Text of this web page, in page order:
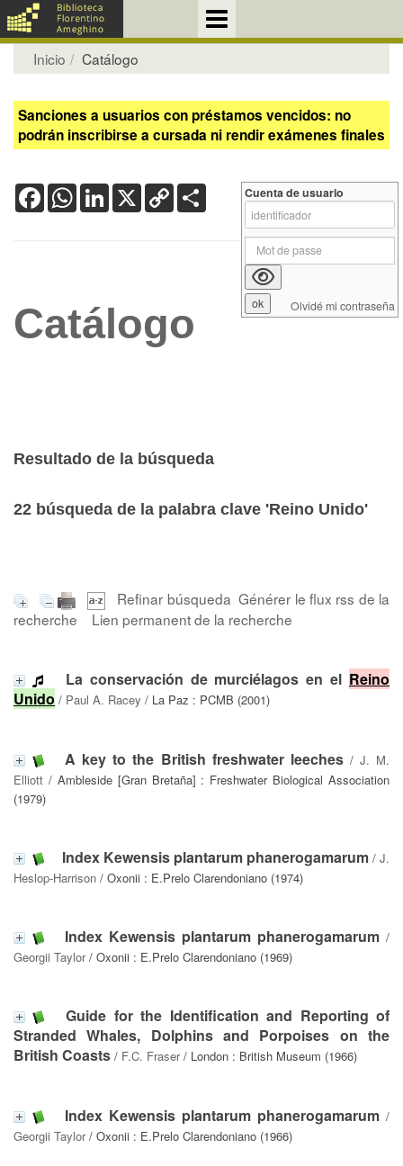
Inicio Catálogo
Sanciones a usuarios con préstamos vencidos: no
podrán inscribirse a cursada ni rendir exámenes finales
FacebookWhatsApp
LinkedIn
X Copy
Link
Catálogo
Resultado de la búsqueda
22 búsqueda de la palabra clave 'Reino Unido'
Refinar búsqueda Générer le flux rss de la
recherche
Lien permanent de la recherche
La conservación de murciélagos en el Reino
Unido / Paul A. Racey / La Paz : PCMB (2001)
A key to the British freshwater leeches/ J. M.
Elliott / Ambleside [Gran Bretaña] : Freshwater Biological Association
(1979)
Index Kewensis plantarum phanerogamarum / J.
Heslop-Harrison / Oxonii : E.Prelo Clarendoniano (1974)
Index Kewensis plantarum phanerogamarum /
Georgii Taylor/ Oxonii : E.Prelo Clarendoniano (1969)
Guide for the Identification and Reporting of
Stranded Whales, Dolphins and Porpoises on the
British Coasts / F.C. Fraser/ London : British Museum (1966)
Index Kewensis plantarum phanerogamarum /
Georgii Taylor/ Oxonii : E.Prelo Clarendoniano (1966)
Cuenta de usuario
Olvidé mi contraseña